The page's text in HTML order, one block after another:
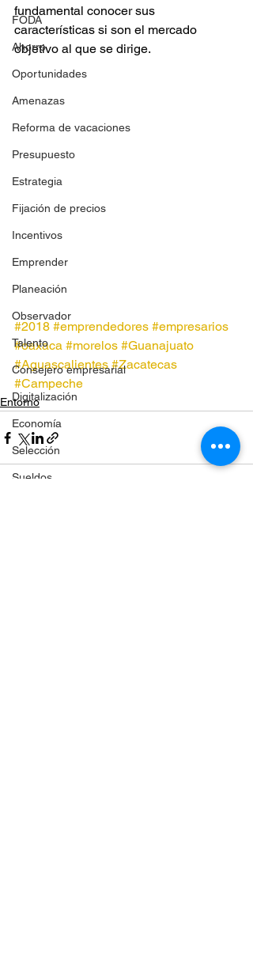
FODA
Ahorro
Oportunidades
Amenazas
Reforma de vacaciones
Presupuesto
Estrategia
Fijación de precios
Incentivos
Emprender
Planeación
Observador
Talento
Consejero empresarial
Digitalización
Economía
Selección
Sueldos
fundamental conocer sus
características si son el mercado
objetivo al que se dirige.
#2018 #emprendedores #empresarios
#oaxaca #morelos #Guanajuato
#Aguascalientes #Zacatecas
#Campeche
Entorno